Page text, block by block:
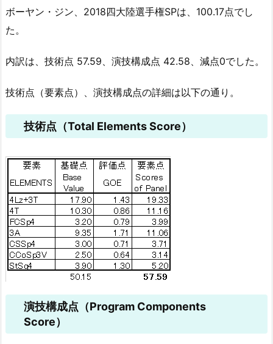
ボーヤン・ジン、2018四大陸選手権SPは、100.17点でし
た。
内訳は、技術点 57.59、演技構成点 42.58、減点0でした。
技術点（要素点）、演技構成点の詳細は以下の通り。
技術点（Total Elements Score）
演技構成点（Program Components
Score）